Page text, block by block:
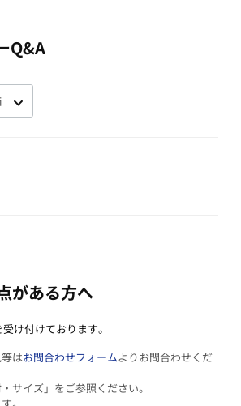
Q&A
がある方へ
け付けております。
はお問合わせフォームよりお問合わせくだ
サイズ」をご参照ください。